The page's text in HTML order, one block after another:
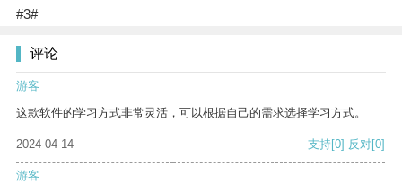
#3#
评论
游客
这款软件的学习方式非常灵活，可以根据自己的需求选择学习方式。
2024-04-14 支持[0] 反对[0]
游客